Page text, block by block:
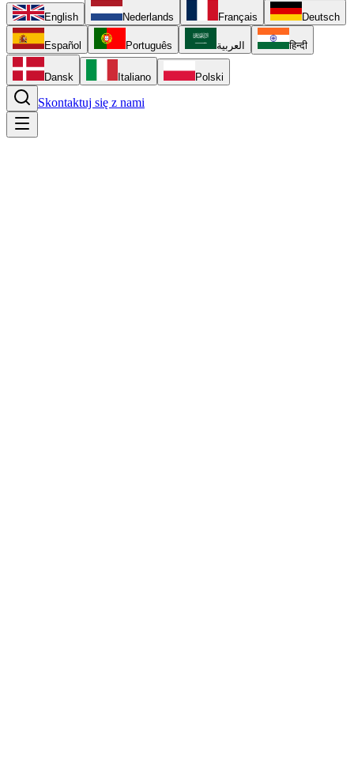
English Nederlands Français Deutsch
Español Português العربية हिन्दी
Dansk Italiano Polski
Skontaktuj się z nami